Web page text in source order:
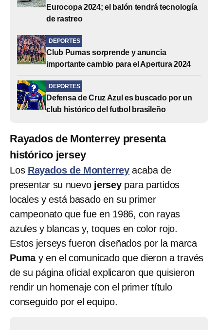
Eurocopa 2024; el balón tendrá tecnología
de rastreo
DEPORTES
Club Pumas sorprende y anuncia
importante cambio para el Apertura 2024
DEPORTES
Defensa de Cruz Azul es buscado por un
club histórico del futbol brasileño
Rayados de Monterrey presenta
histórico jersey
Los Rayados de Monterrey acaba de
presentar su nuevo jerseypara partidos
locales y está basado en su primer
campeonato que fue en 1986, con rayas
azules y blancas y, toques en color rojo.
Estos jerseys fueron diseñados por la marca
Pumay en el comunicado que dieron a través
de su página oficial explicaron que quisieron
rendir un homenaje con el primer título
conseguido por el equipo.